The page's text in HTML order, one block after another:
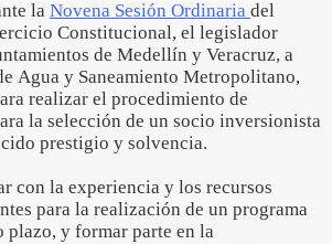
la Novena Sesión Ordinaria del
Constitucional, el legislador
de Medellín y Veracruz, a
Agua y Saneamiento Metropolitano,
realizar el procedimiento de
la selección de un socio inversionista
prestigio y solvencia.
con la experiencia y los recursos
para la realización de un programa
plazo, y formar parte en la